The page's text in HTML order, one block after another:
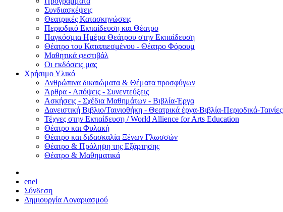
Συνδιασκέψεις
Θεατρικές Κατασκηνώσεις
Περιοδικό Εκπαίδευση και Θέατρο
Παγκόσμια Ημέρα Θεάτρου στην Εκπαίδευση
Θέατρο του Καταπιεσμένου - Θέατρο Φόρουμ
Μαθητικά φεστιβάλ
Οι εκδόσεις μας
Χρήσιμο Υλικό
Ανθρώπινα δικαιώματα & Θέματα προσφύγων
Άρθρα - Απόψεις - Συνεντεύξεις
Ασκήσεις - Σχέδια Μαθημάτων - Βιβλία-Έργα
Δανειστική Βιβλιο/Ταινιοθήκη - Θεατρικά έργα-Βιβλία-Περιοδικά-Ταινίες
Τέχνες στην Εκπαίδευση / World Allience for Arts Education
Θέατρο και Φυλακή
Θέατρο και διδασκαλία Ξένων Γλωσσών
Θέατρο & Πρόληψη της Εξάρτησης
Θέατρο & Μαθηματικά
enel
Σύνδεση
Δημιουργία Λογαριασμού